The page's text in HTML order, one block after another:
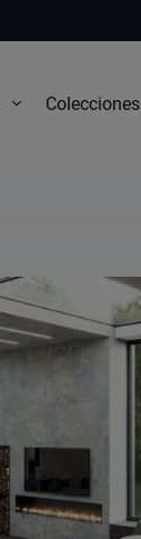
Colecciones